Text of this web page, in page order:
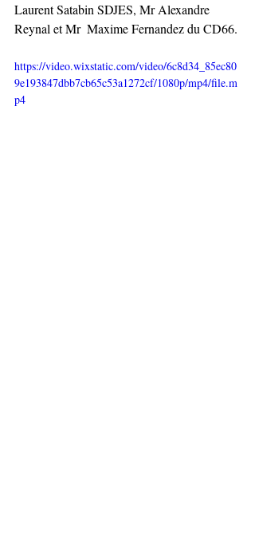
Laurent Satabin SDJES, Mr Alexandre
Reynal et Mr  Maxime Fernandez du CD66.
https://video.wixstatic.com/video/6c8d34_85ec80
9e193847dbb7cb65c53a1272cf/1080p/mp4/file.m
p4